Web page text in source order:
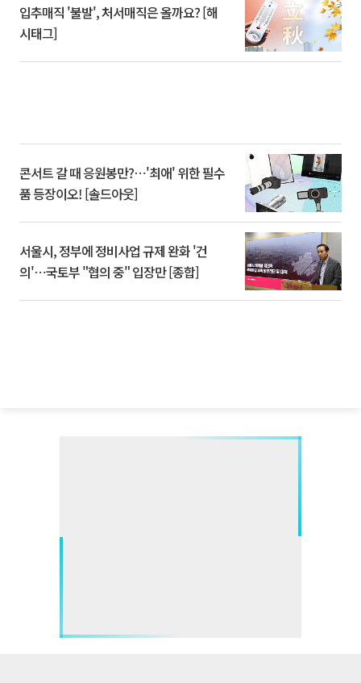
입추매직 '불발', 처서매직은 올까요? [해
시태그]
콘서트 갈 때 응원봉만?⋯'최애' 위한 필수
품 등장이오! [솔드아웃]
서울시, 정부에 정비사업 규제 완화 '건
의'⋯국토부 "협의 중" 입장만 [종합]